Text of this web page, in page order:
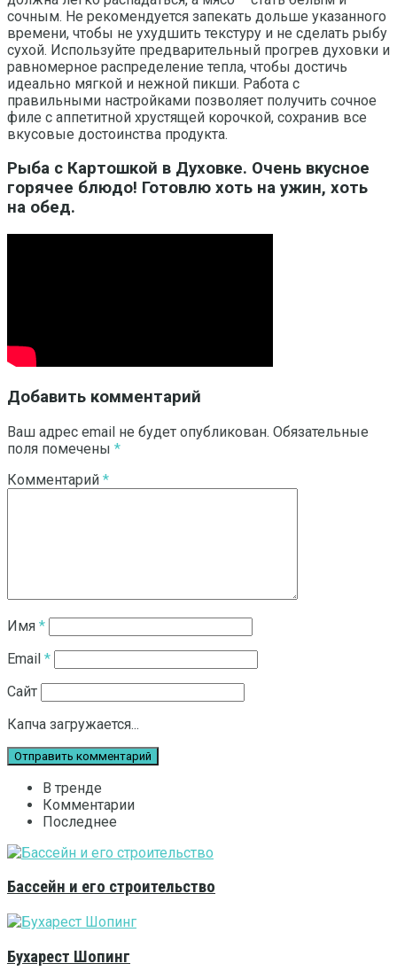
сочным. Не рекомендуется запекать дольше указанного
времени, чтобы не ухудшить текстуру и не сделать рыбу
сухой. Используйте предварительный прогрев духовки и
равномерное распределение тепла, чтобы достичь
идеально мягкой и нежной пикши. Работа с
правильными настройками позволяет получить сочное
филе с аппетитной хрустящей корочкой, сохранив все
вкусовые достоинства продукта.
Рыба с Картошкой в Духовке. Очень вкусное
горячее блюдо! Готовлю хоть на ужин, хоть
на обед.
Добавить комментарий
Ваш адрес email не будет опубликован. Обязательные
поля помечены *
Комментарий *
Имя *
Email *
Сайт
Капча загружается...
В тренде
Комментарии
Последнее
Бассейн и его строительство
Бухарест Шопинг